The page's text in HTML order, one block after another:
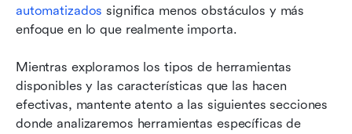
automatizados significa menos obstáculos y más
enfoque en lo que realmente importa.
Mientras exploramos los tipos de herramientas
disponibles y las características que las hacen
efectivas, mantente atento a las siguientes secciones
donde analizaremos herramientas específicas de